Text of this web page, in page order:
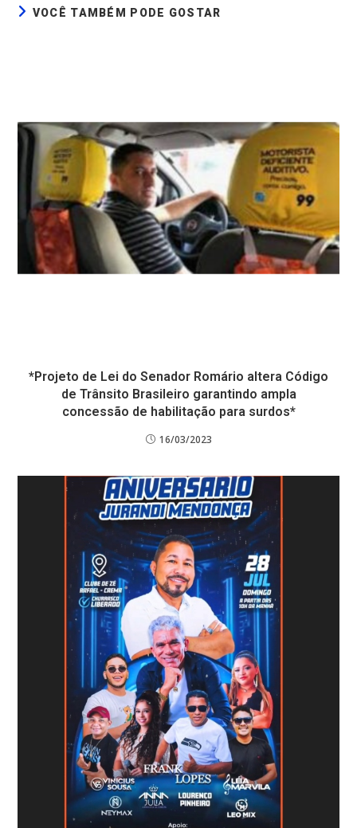
VOCÊ TAMBÉM PODE GOSTAR
*Projeto de Lei do Senador Romário altera Código
de Trânsito Brasileiro garantindo ampla
concessão de habilitação para surdos*
16/03/2023